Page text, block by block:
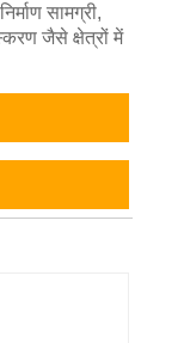
सामग्री,
जैसे क्षेत्रों में